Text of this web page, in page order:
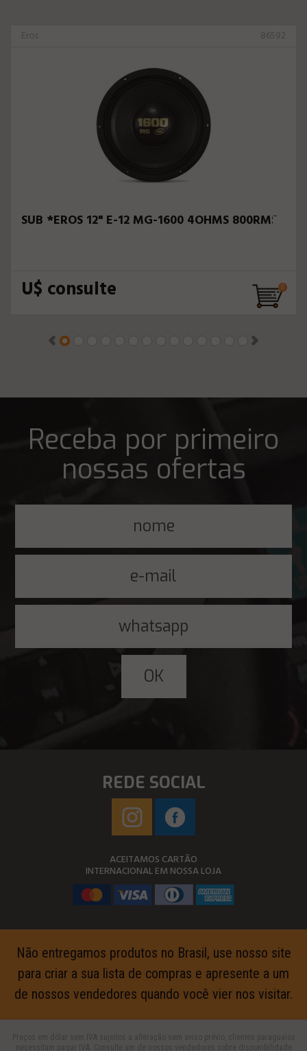
Eros 86592
SUB *EROS 12" E-12 MG-1600 4OHMS 800RMS
U$ consulte
Receba por primeiro
nossas ofertas
REDE SOCIAL
ACEITAMOS CARTÃO
INTERNACIONAL EM NOSSA LOJA
Não entregamos produtos no Brasil, use nosso site
para criar a sua lista de compras e apresente a um
de nossos vendedores quando você vier nos visitar.